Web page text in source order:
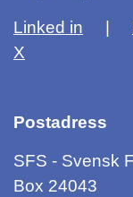
Linked in
X
Postadress
SFS - Svensk
Box 24043